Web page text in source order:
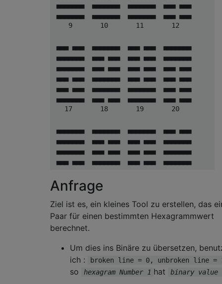
▄▄▄▄▄▄▄  ▄▄▄▄▄▄▄  ▄▄▄▄▄▄▄  ▄▄▄ ▄▄▄
▄▄▄▄▄▄▄  ▄▄▄▄▄▄▄  ▄▄▄▄▄▄▄  ▄▄▄ ▄▄▄
9       10       11       12
▄▄▄ ▄▄▄  ▄▄▄▄▄▄▄  ▄▄▄ ▄▄▄  ▄▄▄▄▄▄▄
▄▄▄▄▄▄▄  ▄▄▄ ▄▄▄  ▄▄▄ ▄▄▄  ▄▄▄▄▄▄▄
▄▄▄▄▄▄▄  ▄▄▄ ▄▄▄  ▄▄▄ ▄▄▄  ▄▄▄ ▄▄▄
▄▄▄ ▄▄▄  ▄▄▄▄▄▄▄  ▄▄▄ ▄▄▄  ▄▄▄ ▄▄▄
▄▄▄ ▄▄▄  ▄▄▄▄▄▄▄  ▄▄▄▄▄▄▄  ▄▄▄ ▄▄▄
▄▄▄▄▄▄▄  ▄▄▄ ▄▄▄  ▄▄▄▄▄▄▄  ▄▄▄ ▄▄▄
17       18       19       20
▄▄▄▄▄▄▄  ▄▄▄▄▄▄▄  ▄▄▄▄▄▄▄  ▄▄▄ ▄▄▄
▄▄▄▄▄▄▄  ▄▄▄ ▄▄▄  ▄▄▄ ▄▄▄  ▄▄▄▄▄▄▄
▄▄▄▄▄▄▄  ▄▄▄ ▄▄▄  ▄▄▄ ▄▄▄  ▄▄▄▄▄▄▄
▄▄▄ ▄▄▄  ▄▄▄▄▄▄▄  ▄▄▄ ▄▄▄  ▄▄▄▄▄▄▄
▄▄▄▄▄▄▄  ▄▄▄▄▄▄▄  ▄▄▄▄▄▄▄  ▄▄▄ ▄▄▄
25       26       27       28
▄▄▄▄▄▄▄  ▄▄▄ ▄▄▄  ▄▄▄▄▄▄▄  ▄▄▄ ▄▄▄
▄▄▄▄▄▄▄  ▄▄▄ ▄▄▄  ▄▄▄ ▄▄▄  ▄▄▄ ▄▄▄
▄▄▄▄▄▄▄  ▄▄▄▄▄▄▄  ▄▄▄ ▄▄▄  ▄▄▄▄▄▄▄
▄▄▄ ▄▄▄  ▄▄▄▄▄▄▄  ▄▄▄ ▄▄▄  ▄▄▄ ▄▄▄
▄▄▄ ▄▄▄  ▄▄▄▄▄▄▄  ▄▄▄ ▄▄▄  ▄▄▄▄▄▄▄
33       34       35       36
Anfrage
Ziel ist es, ein kleines Tool zu erstellen, das
Paar für einen bestimmten Hexagrammwert
berechnet.
Um dies ins Binäre zu übersetzen,
ich :
broken line = 0, unbroken line =
so hexagram Number 1 hat binary value